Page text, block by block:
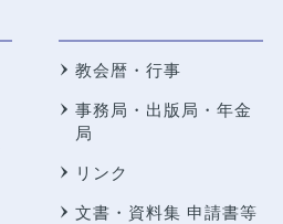
教会暦・行事
事務局・出版局・年金
局
リンク
文書・資料集 申請書等